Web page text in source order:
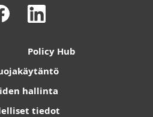
Policy Hub
hallinta
tiedot